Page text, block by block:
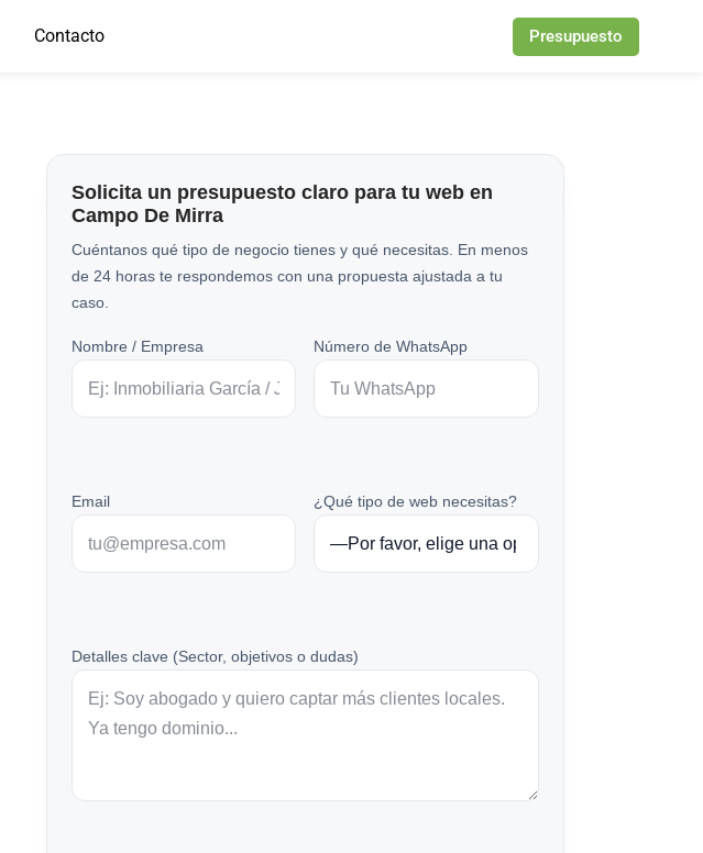
Contacto Presupuesto
Solicita un presupuesto claro para tu web en
Campo De Mirra
Cuéntanos qué tipo de negocio tienes y qué necesitas. En menos
de 24 horas te respondemos con una propuesta ajustada a tu
caso.
Nombre / Empresa Número de WhatsApp
Email ¿Qué tipo de web necesitas?
Detalles clave (Sector, objetivos o dudas)